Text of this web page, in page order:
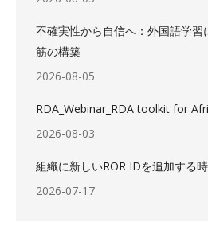
不確実性から自信へ：外国語学習
筋の構築
2026-08-05
RDA_Webinar_RDA toolkit for
2026-08-03
組織に新しいROR IDを追加する
2026-07-17